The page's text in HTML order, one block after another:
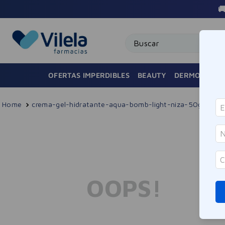
OFERTAS IMPERDIBLES BEAUTY
crema-gel-hidratante-aqua-bomb-light-niza-50g
OOPS!